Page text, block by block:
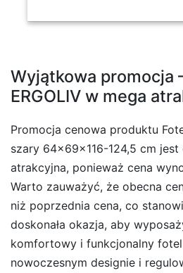
Wyjątkowa promocja
ERGOLIV w mega
Promocja cenowa produktu
szary 64x69x116-124,5 cm
atrakcyjna, ponieważ cena
Warto zauważyć, że obecna
niż poprzednia cena, co
doskonała okazja, aby
komfortowy i funkcjonalny
nowoczesnym designie i